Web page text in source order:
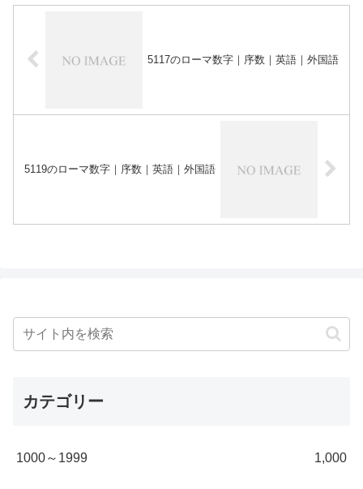
5117のローマ数字｜序数｜英語｜外国語
5119のローマ数字｜序数｜英語｜外国語
カテゴリー
1000～1999 1,000